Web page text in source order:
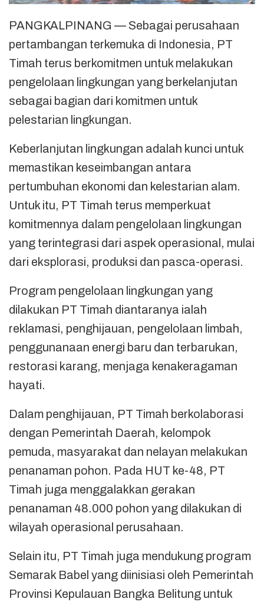
PANGKALPINANG — Sebagai perusahaan
pertambangan terkemuka di Indonesia, PT
Timah terus berkomitmen untuk melakukan
pengelolaan lingkungan yang berkelanjutan
sebagai bagian dari komitmen untuk
pelestarian lingkungan.
Keberlanjutan lingkungan adalah kunci untuk
memastikan keseimbangan antara
pertumbuhan ekonomi dan kelestarian alam.
Untuk itu, PT Timah terus memperkuat
komitmennya dalam pengelolaan lingkungan
yang terintegrasi dari aspek operasional, mulai
dari eksplorasi, produksi dan pasca-operasi.
Program pengelolaan lingkungan yang
dilakukan PT Timah diantaranya ialah
reklamasi, penghijauan, pengelolaan limbah,
penggunanaan energi baru dan terbarukan,
restorasi karang, menjaga kenakeragaman
hayati.
Dalam penghijauan, PT Timah berkolaborasi
dengan Pemerintah Daerah, kelompok
pemuda, masyarakat dan nelayan melakukan
penanaman pohon. Pada HUT ke-48, PT
Timah juga menggalakkan gerakan
penanaman 48.000 pohon yang dilakukan di
wilayah operasional perusahaan.
Selain itu, PT Timah juga mendukung program
Semarak Babel yang diinisiasi oleh Pemerintah
Provinsi Kepulauan Bangka Belitung untuk